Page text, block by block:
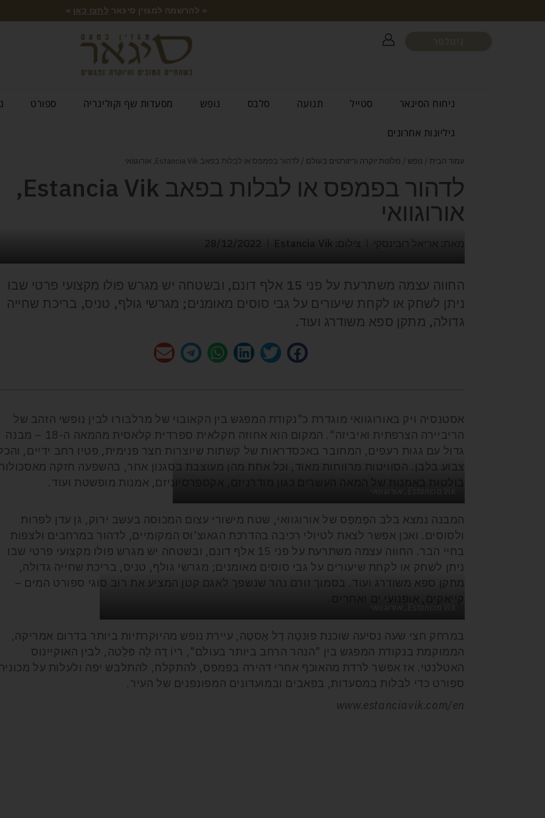
« להרשמה למגזין סיגאר לחצו כאן »
ניחוח הסיגאר סטייל תנועה סלבס נופש מסעדות שף וקולינריה ספורט
גיליונות אחרונים
עמוד הבית / נופש / מלונות יוקרה וריזורטים בעולם / לדהור בפמפס או לבלות בפאב Estancia Vik, אורוגוואי
לדהור בפמפס או לבלות בפאב Estancia Vik,
אורוגוואי
מאת: אריאל רובינסקי צילום: Estancia Vik 28/12/2022
החווה עצמה משתרעת על פני 15 אלף דונם, ובשטחה יש מגרש פולו מקצועי פרטי שבו
ניתן לשחק או לקחת שיעורים על גבי סוסים מאומנים; מגרשי גולף, טניס, בריכת שחייה
גדולה, מתקן ספא משודרג ועוד.
אסטנסיה ויק באורוגוואי מוגדרת כ"נקודת המפגש בין הקאובוי של מרלבורו לבין נופשי הזהב של
הריביירה הצרפתית ואיביזה". המקום הוא אחוזה חקלאית ספרדית קלאסית מהמאה ה-18 – מבנה
גדול עם גגות רעפים, המחובר באכסדראות של קשתות שיוצרות חצר פנימית, פטיו רחב ידיים,
צבוע בלבן. הסוויטות מרווחות מאוד, וכל אחת מהן מעוצבת בסגנון אחר, בהשפעה חזקה
בולטות באמנות של המאה העשרים כגון מודרניזם, אקספרסיוניזם, אמנות מופשטת ועוד.
המבנה נמצא בלב הפַּמפַּס של אורוגוואי, שטח מישורי עצום המכוסה בעשב ירוק, גן עדן לפרות
ולסוסים. ואכן אפשר לצאת לטיולי רכיבה בהדרכת הגאוצ'וס המקומיים, לדהור במרחבים ולצפות
בחיי הבר. החווה עצמה משתרעת על פני 15 אלף דונם, ובשטחה יש מגרש פולו מקצועי פרטי שבו
ניתן לשחק או לקחת שיעורים על גבי סוסים מאומנים; מגרשי גולף, טניס, בריכת שחייה גדולה,
מתקן ספא משודרג ועוד. בסמוך זורם נהר שנשפך לאגם קטן המציע את רוב סוגי ספורט המים –
Estancia Vik, אורוגוואי
במרחק חצי שעה נסיעה שוכנת פּוּנטַה דֶל אֶסטֶה, עיירת נופש מהיוקרתיות ביותר בדרום אמריקה,
הממוקמת בנקודת המפגש בין "הנהר הרחב ביותר בעולם", רִיוֹ דֶה לַה פּלַטה, לבין האוקיינוס
האטלנטי. אז אפשר לרדת מהאוכף אחרי דהירה בפמפס, להתקלח, להתלבש יפה ולעלות על
ספורט כדי לבלות במסעדות, בפאבים ובמועדונים המפונפנים של העיר.
www.estanciavik.com/en